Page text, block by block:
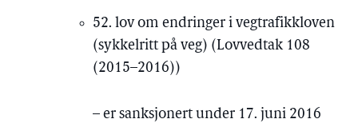
52. lov om endringer i vegtrafikkloven
(sykkelritt på veg) (Lovvedtak 108
(2015–2016))
– er sanksjonert under 17. juni 2016